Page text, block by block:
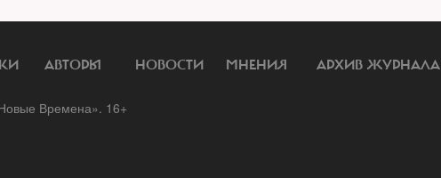
АВТОРЫ НОВОСТИ МНЕНИЯ АРХИВ ЖУРНАЛА
Времена». 16+